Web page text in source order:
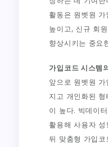
활동은 원벳원
높이고, 신규 회
향상시키는 중요
가입코드 시스템
앞으로 원벳원
지고 개인화된
이 높다. 빅데이
활용해 사용자
뒤 맞춤형 가입